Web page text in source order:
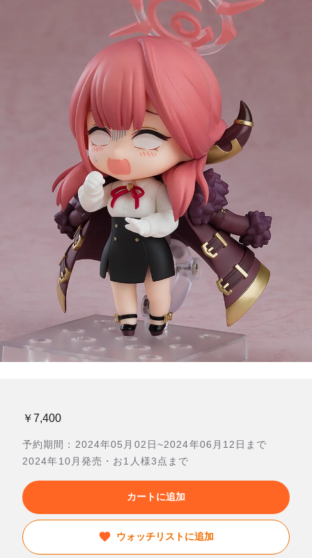
￥7,400
予約期間：2024年05月02日~2024年06月12日まで
2024年10月発売・お1人様3点まで
カートに追加
ウォッチリストに追加